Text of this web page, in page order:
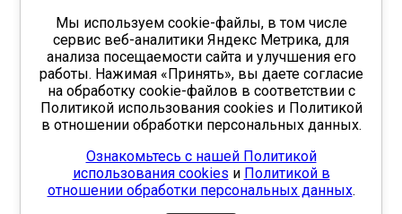
Мы используем cookie-файлы, в том числе
сервис веб-аналитики Яндекс Метрика, для
анализа посещаемости сайта и улучшения его
работы. Нажимая «Принять», вы даете согласие
на обработку cookie-файлов в соответствии с
Политикой использования cookies и Политикой
в отношении обработки персональных данных.
Ознакомьтесь с нашей Политикой
использования cookies и Политикой в
отношении обработки персональных данных.